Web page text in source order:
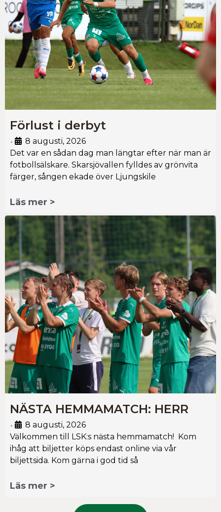
Förlust i derbyt
•
8 augusti, 2026
Det var en sådan dag man längtar efter när man är
fotbollsälskare. Skarsjövallen fylldes av grönvita
färger, sången ekade över Ljungskile
Läs mer >
NÄSTA HEMMAMATCH: HERR
•
8 augusti, 2026
Välkommen till LSK:s nästa hemmamatch! Kom
ihåg att biljetter köps endast online via vår
biljettsida. Kom gärna i god tid så
Läs mer >